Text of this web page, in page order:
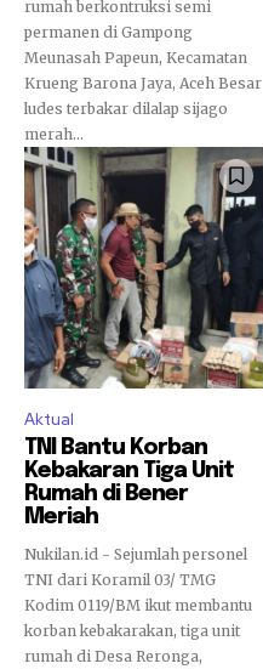
rumah berkontruksi semi
permanen di Gampong
Meunasah Papeun, Kecamatan
Krueng Barona Jaya, Aceh Besar
ludes terbakar dilalap sijago
merah...
Aktual
TNI Bantu Korban
Kebakaran Tiga Unit
Rumah di Bener
Meriah
Nukilan.id - Sejumlah personel
TNI dari Koramil 03/ TMG
Kodim 0119/BM ikut membantu
korban kebakarakan, tiga unit
rumah di Desa Reronga,